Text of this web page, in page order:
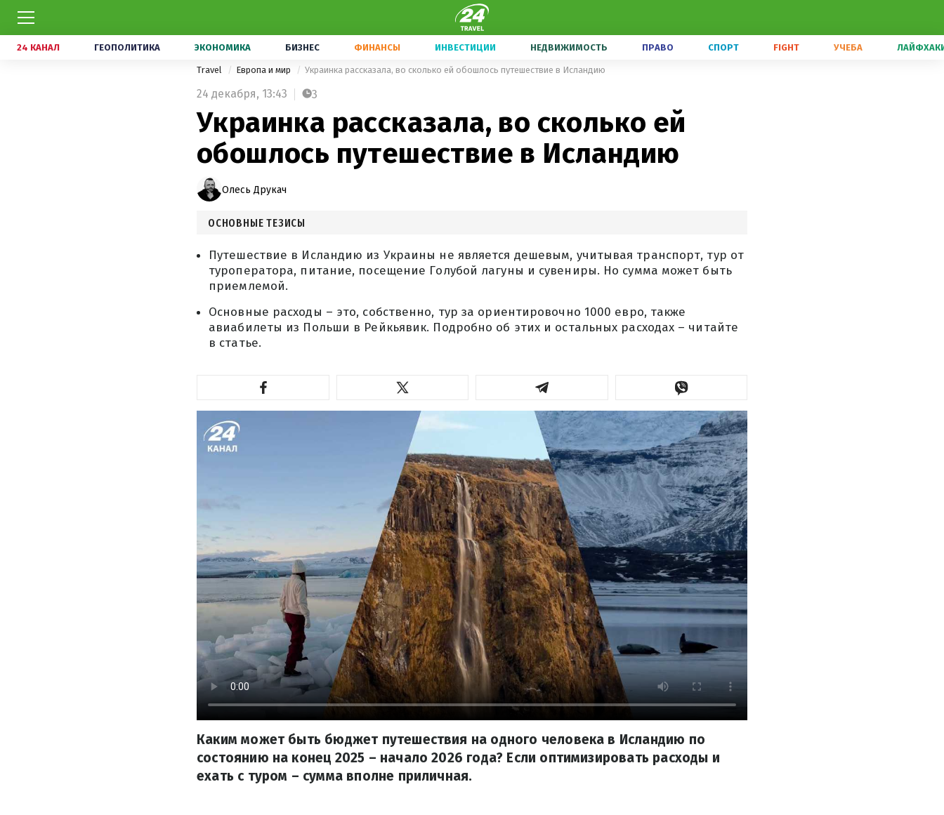
24 КАНАЛ ГЕОПОЛИТИКА ЭКОНОМИКА БИЗНЕС ФИНАНСЫ ИНВЕСТИЦИИ НЕДВИЖИМОСТЬ ПРАВО СПОРТ FIGHT УЧЕБА
Travel Европа и мир Украинка рассказала, во сколько ей обошлось путешествие в Исландию
24 декабря, 13:43 3
Украинка рассказала, во сколько ей
обошлось путешествие в Исландию
Олесь Друкач
ОСНОВНЫЕ ТЕЗИСЫ
Путешествие в Исландию из Украины не является дешевым, учитывая транспорт, тур от
туроператора, питание, посещение Голубой лагуны и сувениры. Но сумма может быть
приемлемой.
Основные расходы – это, собственно, тур за ориентировочно 1000 евро, также
авиабилеты из Польши в Рейкьявик. Подробно об этих и остальных расходах – читайте
в статье.
Каким может быть бюджет путешествия на одного человека в Исландию по
состоянию на конец 2025 – начало 2026 года? Если оптимизировать расходы и
ехать с туром – сумма вполне приличная.